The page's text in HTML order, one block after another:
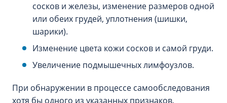
сосков и железы, изменение размеров одной
или обеих грудей, уплотнения (шишки,
шарики).
Изменение цвета кожи сосков и самой груди.
Увеличение подмышечных лимфоузлов.
При обнаружении в процессе самообследования
хотя бы одного из указанных признаков,